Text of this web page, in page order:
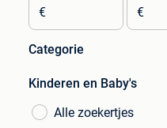
€ €
Categorie
Kinderen en Baby's
Alle zoekertjes